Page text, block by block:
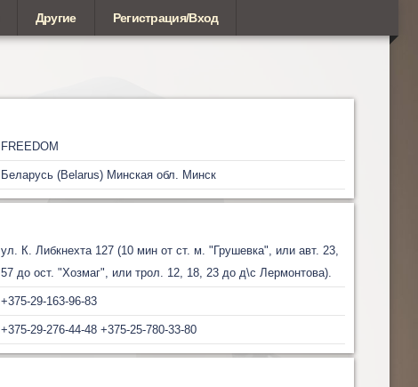
Другие Регистрация/Вход
FREEDOM
Беларусь (Belarus) Минская обл. Минск
ул. К. Либкнехта 127 (10 мин от ст. м. "Грушевка", или авт. 23,
57 до ост. "Хозмаг", или трол. 12, 18, 23 до д\с Лермонтова).
+375-29-163-96-83
+375-29-276-44-48 +375-25-780-33-80